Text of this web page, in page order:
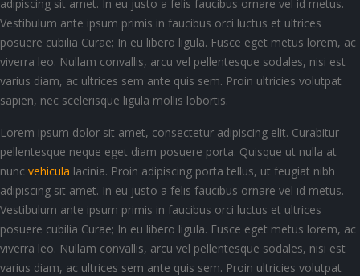
adipiscing sit amet. In eu justo a felis faucibus ornare vel id metus.
Vestibulum ante ipsum primis in faucibus orci luctus et ultrices
posuere cubilia Curae; In eu libero ligula. Fusce eget metus lorem, ac
viverra leo. Nullam convallis, arcu vel pellentesque sodales, nisi est
varius diam, ac ultrices sem ante quis sem. Proin ultricies volutpat
sapien, nec scelerisque ligula mollis lobortis.
Lorem ipsum dolor sit amet, consectetur adipiscing elit. Curabitur
pellentesque neque eget diam posuere porta. Quisque ut nulla at
nunc vehicula lacinia. Proin adipiscing porta tellus, ut feugiat nibh
adipiscing sit amet. In eu justo a felis faucibus ornare vel id metus.
Vestibulum ante ipsum primis in faucibus orci luctus et ultrices
posuere cubilia Curae; In eu libero ligula. Fusce eget metus lorem, ac
viverra leo. Nullam convallis, arcu vel pellentesque sodales, nisi est
varius diam, ac ultrices sem ante quis sem. Proin ultricies volutpat